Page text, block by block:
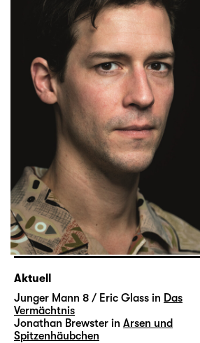
Aktuell
Junger Mann 8 / Eric Glass in Das
Vermächtnis
Jonathan Brewster in Arsen und
Spitzenhäubchen